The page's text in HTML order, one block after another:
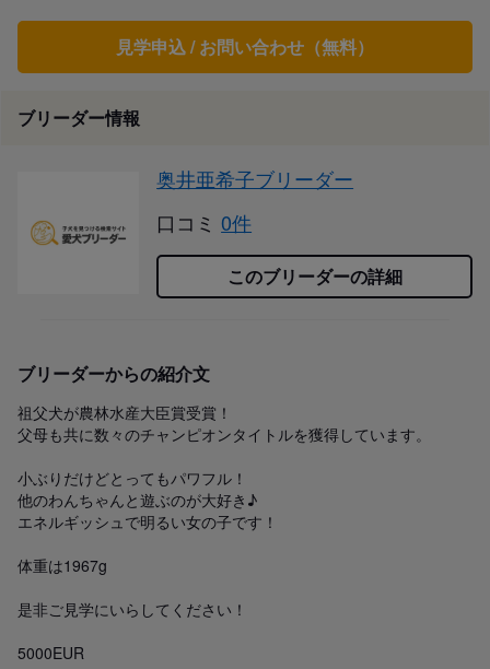
見学申込 / お問い合わせ（無料）
ブリーダー情報
奥井亜希子ブリーダー
口コミ 0件
このブリーダーの詳細
ブリーダーからの紹介文
祖父犬が農林水産大臣賞受賞！
父母も共に数々のチャンピオンタイトルを獲得しています。
小ぶりだけどとってもパワフル！
他のわんちゃんと遊ぶのが大好き♪
エネルギッシュで明るい女の子です！
体重は1967g
是非ご見学にいらしてください！
5000EUR